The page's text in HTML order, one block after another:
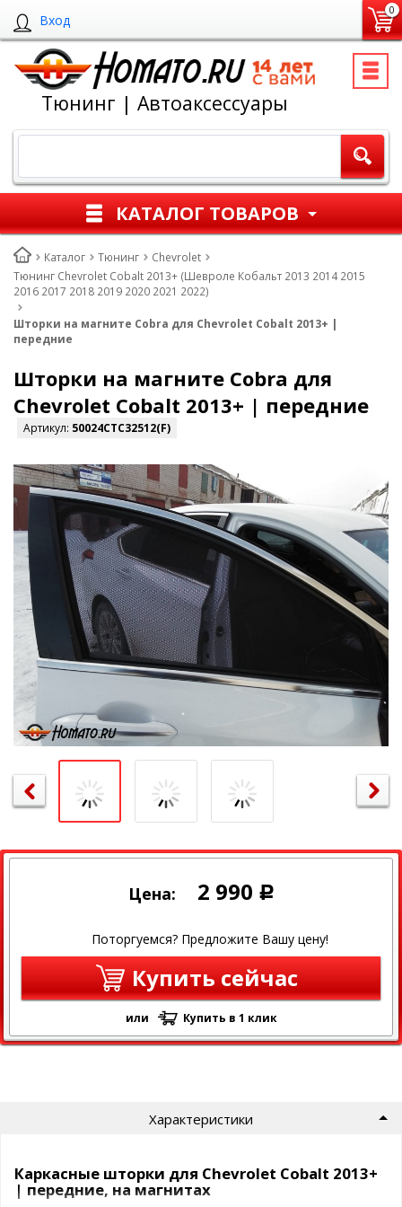
Вход
0
Тюнинг | Автоаксессуары
КАТАЛОГ ТОВАРОВ
Каталог Тюнинг
Chevrolet
Тюнинг Chevrolet Cobalt 2013+ (Шевроле Кобальт 2013 2014 2015
2016 2017 2018 2019 2020 2021 2022)
Шторки на магните Cobra для Chevrolet Cobalt 2013+ |
передние
Шторки на магните Cobra для
Chevrolet Cobalt 2013+ | передние
Артикул: 50024CTC32512(F)
Цена: 2 990 Р
Поторгуемся? Предложите Вашу цену!
Купить сейчас
или Купить в 1 клик
Характеристики
Каркасные шторки для Chevrolet Cobalt 2013+
| передние, на магнитах